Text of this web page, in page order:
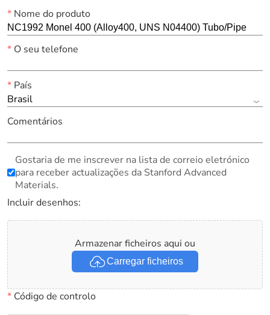
*Nome do produto
*O seu telefone
*País
Brasil
Comentários
Gostaria de me inscrever na lista de correio eletrónico
para receber actualizações da Stanford Advanced
Materials.
Incluir desenhos:
Armazenar ficheiros aqui ou
Carregar ficheiros
*Código de controlo